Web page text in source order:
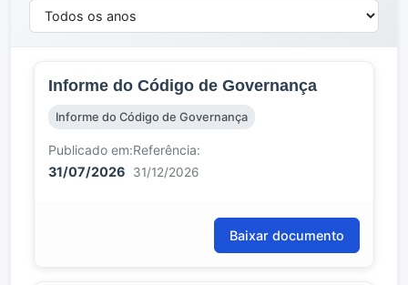
Informe do Código de Governança
Informe do Código de Governança
Publicado em:
31/07/2026
Referência:
31/12/2026
Baixar documento